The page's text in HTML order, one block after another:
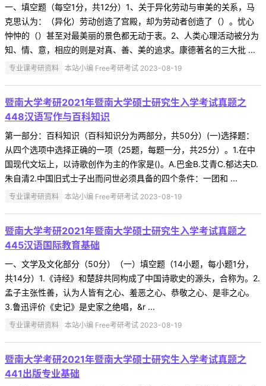
一、填空题（每空1分，共12分）1、关于异化劳动与审美的关系，马
克思认为：（异化）劳动创造了宫殿，却为劳动者创造了（）。忧心
忡忡的（）甚至对最美丽的景色都无动于衷。2、人类心理活动被分为
知、情、意，相应的则是对真、善、美的追求。康德著名的三大批 ...
专业课考研资料 本站小编 Free考研考试 2023-08-19
暨南大学考研2021年暨南大学硕士研究生入学考试真题之
448汉语写作与百科知识
第一部分：百科知识（百科知识分为两部分，共50分）(一)选择题：
从四个选项中选择正确的一项（25题，每题一分，共25分）。1.在中
国现代文坛上，以诗歌创作为主的作家是()。A.巴金B.艾青C.郁达夫D.
朱自清2.中国旧式士子出而问世必须具备的四个条件：一团和 ...
专业课考研资料 本站小编 Free考研考试 2023-08-19
暨南大学考研2021年暨南大学硕士研究生入学考试真题之
445汉语国际教育基础
一、文学及文化部分（50分）（一）填空题（14小题，每小题1分，
共14分）1.《诗经》和楚辞共同构成了中国诗歌史的源头，合称为。2.
孟子主张性善，认为人皆有之心、羞恶之心、恭敬之心、是非之心。
3.鲁迅评价《史记》是史家之绝唱，&r ...
专业课考研资料 本站小编 Free考研考试 2023-08-19
暨南大学考研2021年暨南大学硕士研究生入学考试真题之
441出版专业基础